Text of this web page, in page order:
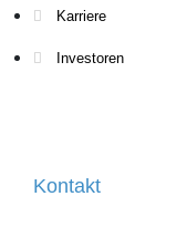
Karriere
Investoren
Kontakt